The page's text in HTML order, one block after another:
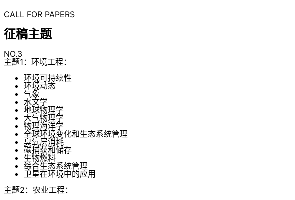
CALL FOR PAPERS
征稿主题
NO.3
主题1：环境工程：
环境可持续性
环境动态
气象
水文学
地球物理学
大气物理学
物理海洋学
全球环境变化和生态系统管理
臭氧层消耗
碳捕获和储存
生物燃料
综合生态系统管理
卫星在环境中的应用
主题2：农业工程：